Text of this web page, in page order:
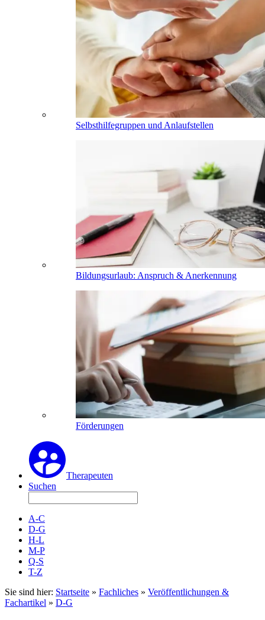
Selbsthilfegruppen und Anlaufstellen
Bildungsurlaub: Anspruch & Anerkennung
Förderungen
Therapeuten
Suchen
A-C
D-G
H-L
M-P
Q-S
T-Z
Sie sind hier: Startseite » Fachliches » Veröffentlichungen &
Fachartikel » D-G